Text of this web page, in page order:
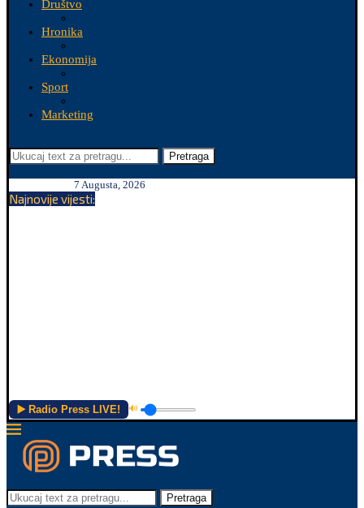
Društvo
Hronika
Ekonomija
Sport
Marketing
Pretraga
7 Augusta, 2026
Najnovije vijesti:
▶️ Radio Press LIVE! 🔊
Pretraga